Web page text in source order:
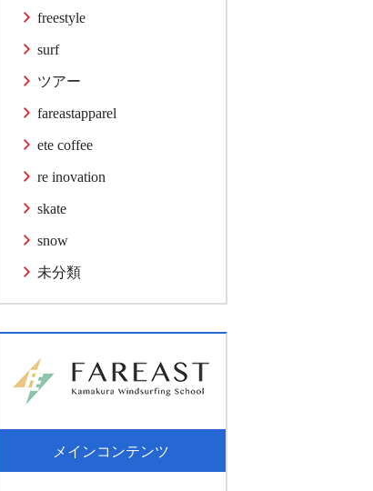
freestyle
surf
ツアー
fareastapparel
ete coffee
re inovation
skate
snow
未分類
メインコンテンツ